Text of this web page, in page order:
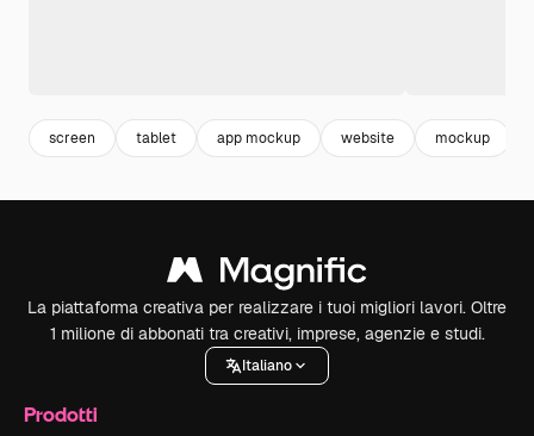
screen tablet app mockup website mockup
La piattaforma creativa per realizzare i tuoi migliori lavori. Oltre
1 milione di abbonati tra creativi, imprese, agenzie e studi.
Italiano
Prodotti